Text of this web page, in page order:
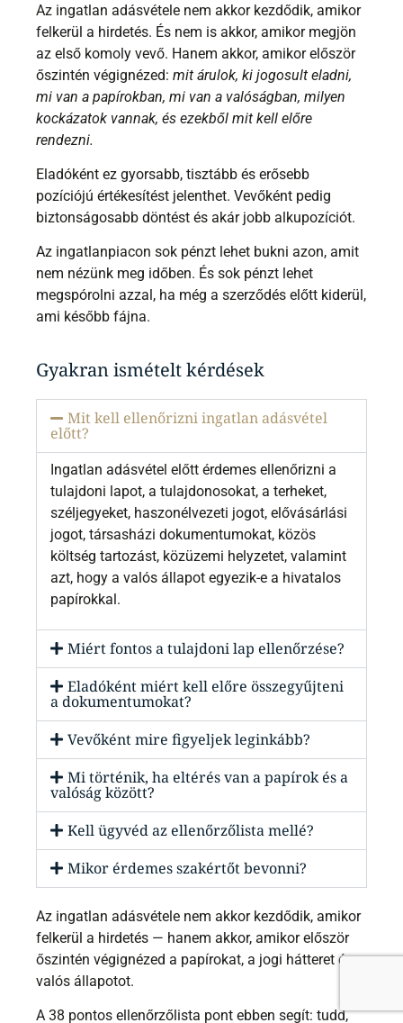
Az ingatlan adásvétele nem akkor kezdődik, amikor
felkerül a hirdetés. És nem is akkor, amikor megjön
az első komoly vevő. Hanem akkor, amikor először
őszintén végignézed: mit árulok, ki jogosult eladni,
mi van a papírokban, mi van a valóságban, milyen
kockázatok vannak, és ezekből mit kell előre
rendezni.
Eladóként ez gyorsabb, tisztább és erősebb
pozíciójú értékesítést jelenthet. Vevőként pedig
biztonságosabb döntést és akár jobb alkupozíciót.
Az ingatlanpiacon sok pénzt lehet bukni azon, amit
nem nézünk meg időben. És sok pénzt lehet
megspórolni azzal, ha még a szerződés előtt kiderül,
ami később fájna.
Gyakran ismételt kérdések
Mit kell ellenőrizni ingatlan adásvétel
előtt?
Ingatlan adásvétel előtt érdemes ellenőrizni a
tulajdoni lapot, a tulajdonosokat, a terheket,
széljegyeket, haszonélvezeti jogot, elővásárlási
jogot, társasházi dokumentumokat, közös
költség tartozást, közüzemi helyzetet, valamint
azt, hogy a valós állapot egyezik-e a hivatalos
papírokkal.
Miért fontos a tulajdoni lap ellenőrzése?
Eladóként miért kell előre összegyűjteni
a dokumentumokat?
Vevőként mire figyeljek leginkább?
Mi történik, ha eltérés van a papírok és a
valóság között?
Kell ügyvéd az ellenőrzőlista mellé?
Mikor érdemes szakértőt bevonni?
Az ingatlan adásvétele nem akkor kezdődik, amikor
felkerül a hirdetés — hanem akkor, amikor először
őszintén végignézed a papírokat, a jogi hátteret és a
valós állapotot.
A 38 pontos ellenőrzőlista pont ebben segít: tudd,